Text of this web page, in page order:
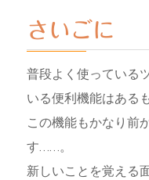
さいごに
普段よく使っている
いる便利機能はある
この機能もかなり前
す……。
新しいことを覚える